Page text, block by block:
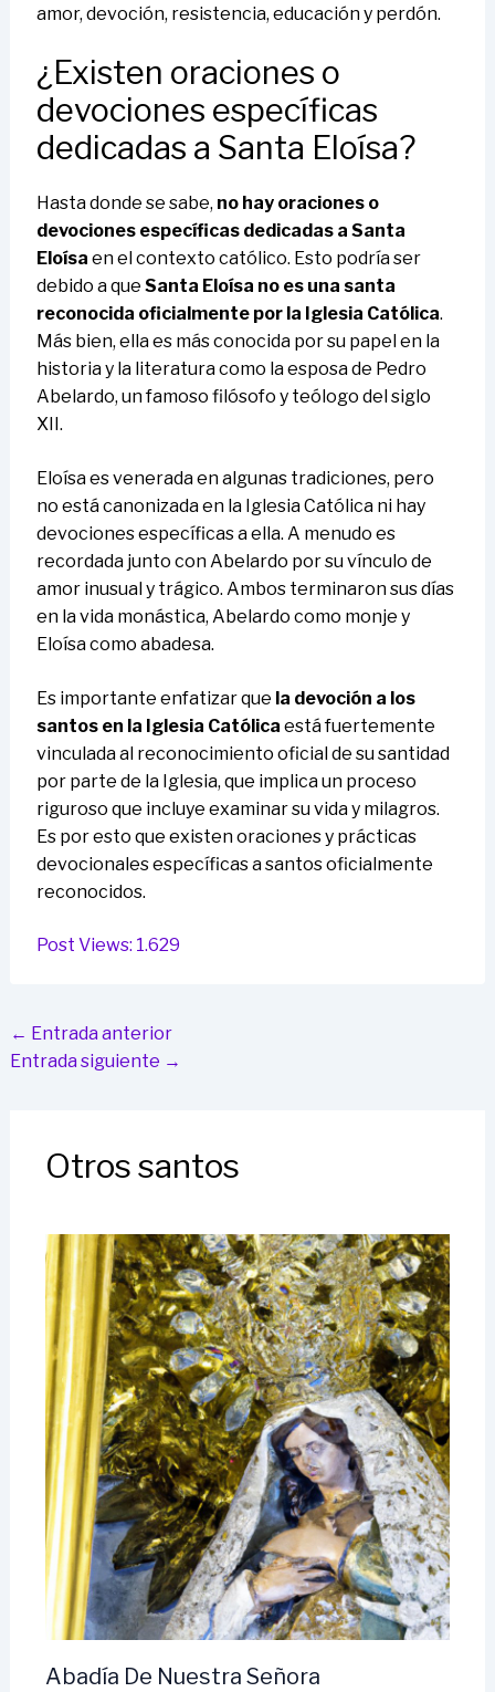
amor, devoción, resistencia, educación y perdón.
¿Existen oraciones o
devociones específicas
dedicadas a Santa Eloísa?
Hasta donde se sabe, no hay oraciones o
devociones específicas dedicadas a Santa
Eloísa en el contexto católico. Esto podría ser
debido a que Santa Eloísa no es una santa
reconocida oficialmente por la Iglesia Católica.
Más bien, ella es más conocida por su papel en la
historia y la literatura como la esposa de Pedro
Abelardo, un famoso filósofo y teólogo del siglo
XII.
Eloísa es venerada en algunas tradiciones, pero
no está canonizada en la Iglesia Católica ni hay
devociones específicas a ella. A menudo es
recordada junto con Abelardo por su vínculo de
amor inusual y trágico. Ambos terminaron sus días
en la vida monástica, Abelardo como monje y
Eloísa como abadesa.
Es importante enfatizar que la devoción a los
santos en la Iglesia Católica está fuertemente
vinculada al reconocimiento oficial de su santidad
por parte de la Iglesia, que implica un proceso
riguroso que incluye examinar su vida y milagros.
Es por esto que existen oraciones y prácticas
devocionales específicas a santos oficialmente
reconocidos.
Post Views: 1.629
← Entrada anterior
Entrada siguiente →
Otros santos
Abadía De Nuestra Señora